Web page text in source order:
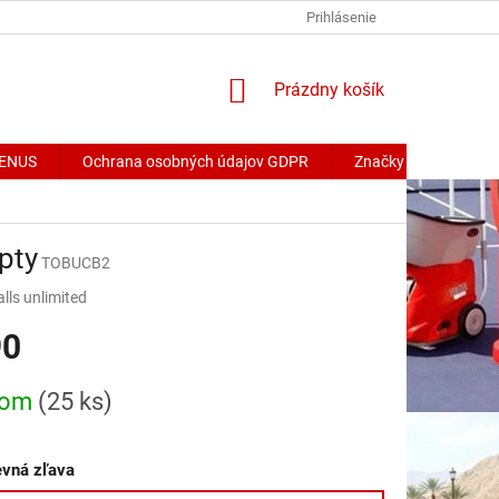
Prihlásenie
NÁKUPNÝ
Prázdny košík
Ochrana osobných údajov GDPR Značky
TOBUCB2
unlimited
(25 ks)
zľava